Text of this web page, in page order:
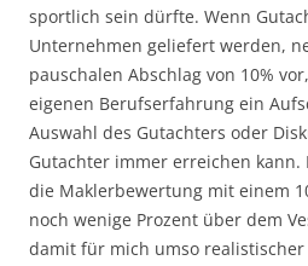
sportlich sein dürfte. Wenn
Unternehmen geliefert werden,
pauschalen Abschlag von 10%
eigenen Berufserfahrung ein
Auswahl des Gutachters oder
Gutachter immer erreichen
die Maklerbewertung mit einem
noch wenige Prozent über dem
damit für mich umso realistischer